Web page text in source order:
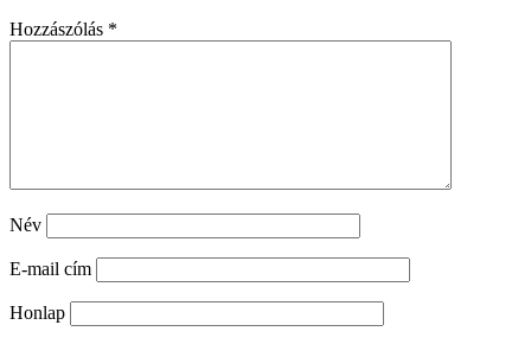
Hozzászólás *
Név
E-mail cím
Honlap